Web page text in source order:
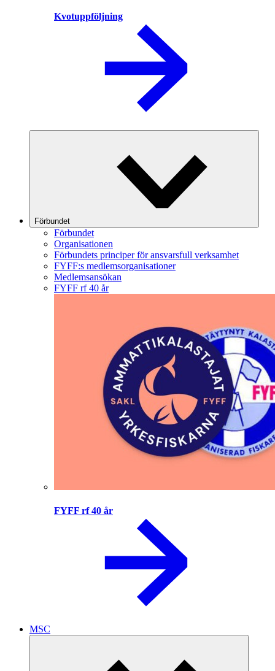
Kvotuppföljning
Förbundet
Förbundet
Organisationen
Förbundets principer för ansvarsfull verksamhet
FYFF:s medlemsorganisationer
Medlemsansökan
FYFF rf 40 år
FYFF rf 40 år
MSC